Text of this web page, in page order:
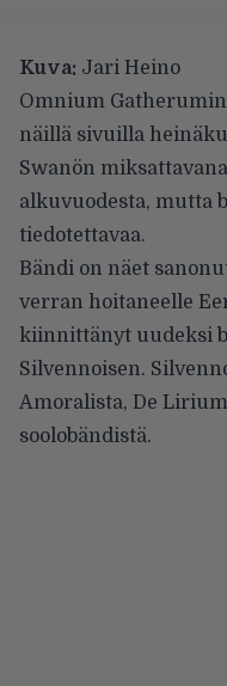
Kuva: Jari Heino
Omnium Gatherumin
näillä sivuilla
Swanön
alkuvuodesta, mutta
tiedotettavaa.
Bändi on näet
verran hoitaneelle
kiinnittänyt uudeksi
Silvennoisen.
Amoralista, De
soolobändistä.